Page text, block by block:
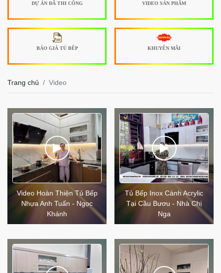
DỰ ÁN ĐÃ THI CÔNG VIDEO SẢN PHẨM
BÁO GIÁ TỦ BẾP KHUYẾN MÃI
Trang chủ Video
Video Hoàn Thiện Tủ Bếp
Nhựa Anh Tuấn - Ngọc
Khánh
Tủ Bếp Inox Cánh Acrylic
Tại Cầu Bươu - Nhà Chị
Nga